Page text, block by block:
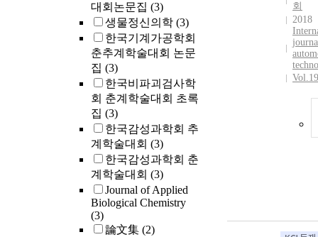
대회논문집 (3)
생물정신의학 (3)
한국기계가공학회
춘추계학술대회 논문
집 (3)
한국비파괴검사학
회 춘계학술대회 초록
집 (3)
한국감성과학회 추
계학술대회 (3)
한국감성과학회 춘
계학술대회 (3)
Journal of Applied
Biological Chemistry
(3)
論文集 (2)
회
2018